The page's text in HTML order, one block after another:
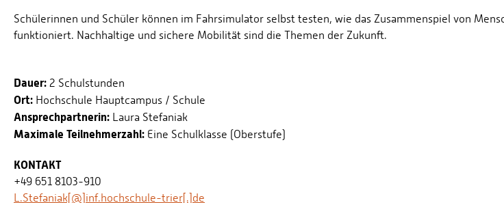
Schülerinnen und Schüler können im Fahrsimulator selbst testen, wie das Zusammenspiel von
funktioniert. Nachhaltige und sichere Mobilität sind die Themen der Zukunft.
Dauer: 2 Schulstunden
Ort: Hochschule Hauptcampus / Schule
Ansprechpartnerin: Laura Stefaniak
Maximale Teilnehmerzahl: Eine Schulklasse (Oberstufe)
KONTAKT
+49 651 8103-910
L.Stefaniak[@]inf.hochschule-trier[.]de